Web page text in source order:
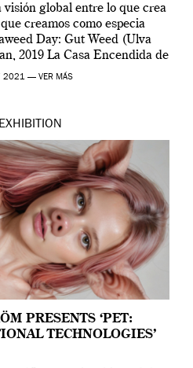
global entre lo que crea
creamos como especia
Day: Gut Weed (Ulva
2019 La Casa Encendida de
Wellcome […]
2021 — VER MÁS
EXHIBITION
PRESENTS ‘PET:
TECHNOLOGIES’